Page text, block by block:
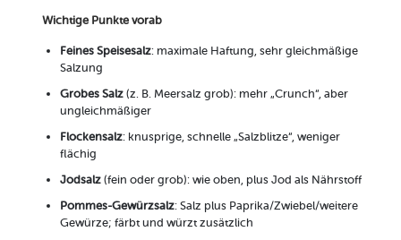
Wichtige Punkte vorab
Feines Speisesalz: maximale Haftung, sehr gleichmäßige
Salzung
Grobes Salz(z. B. Meersalz grob): mehr „Crunch“, aber
ungleichmäßiger
Flockensalz: knusprige, schnelle „Salzblitze“, weniger
flächig
Jodsalz(fein oder grob): wie oben, plus Jod als Nährstoff
Pommes-Gewürzsalz: Salz plus Paprika/Zwiebel/weitere
Gewürze; färbt und würzt zusätzlich